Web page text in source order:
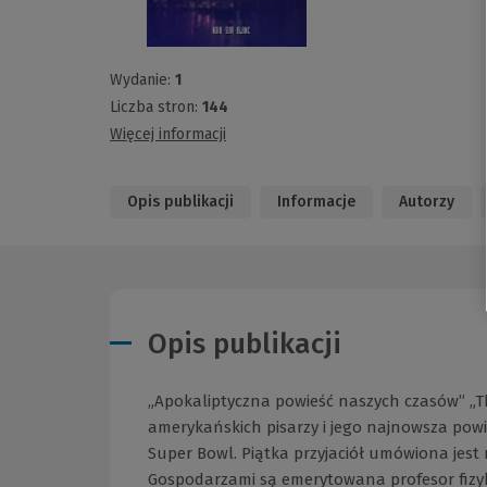
Wydanie: 1
Liczba stron: 144
Więcej informacji
Opis publikacji Informacje Autorzy
Opis publikacji
„Apokaliptyczna powieść naszych czasów”
amerykańskich pisarzy i jego najnowsza
Super Bowl. Piątka przyjaciół umówiona
Gospodarzami są emerytowana profesor